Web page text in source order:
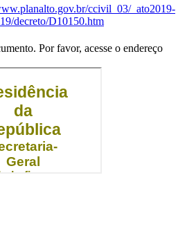
ccivil_03/_ato2019-
decreto/D10150.htm
Por favor, acesse o endereço